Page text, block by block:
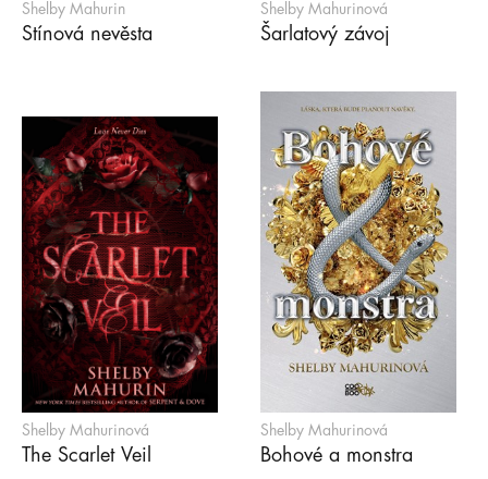
Shelby Mahurin
Stínová nevěsta
Shelby Mahurinová
Šarlatový závoj
Shelby Mahurinová
The Scarlet Veil
Shelby Mahurinová
Bohové a monstra